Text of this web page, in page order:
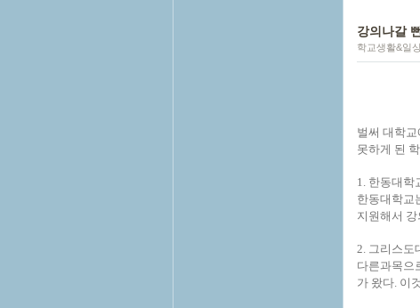
강의나갈
학교생활&일
벌써 대학
못하게 된
1. 한동대학
한동대학교
지원해서
2. 그리스도
다른과목으
가 왔다. 이